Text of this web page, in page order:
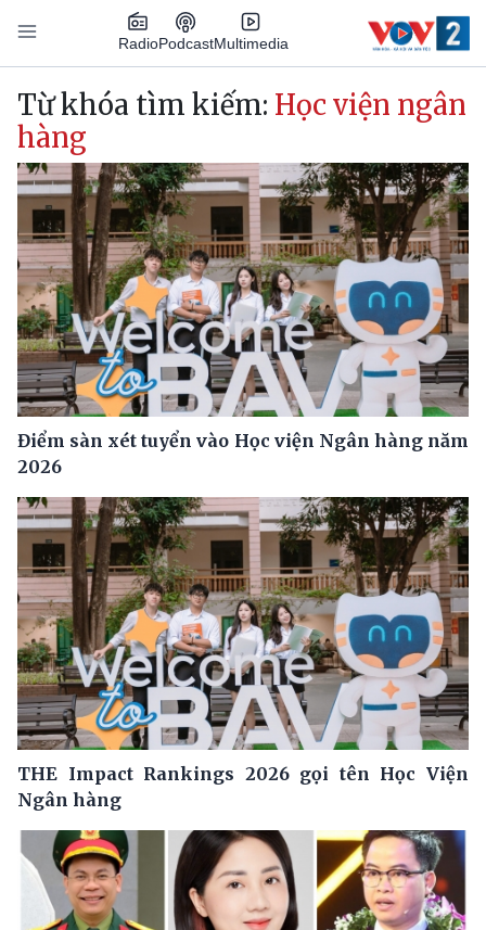
Nhảy đến nội dung
RadioPodcastMultimedia
Main navigation
Từ khóa tìm kiếm: Học viện ngân
hàng
Điểm sàn xét tuyển vào Học viện Ngân hàng năm
2026
THE Impact Rankings 2026 gọi tên Học Viện
Ngân hàng